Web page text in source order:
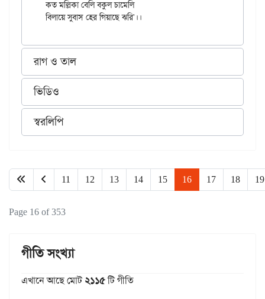
কত মল্লিকা বেলি বকুল চামেলি
রাগ ও তাল
ভিডিও
স্বরলিপি
11 12 13 14 15 16 17 18 19
Page 16 of 353
গীতি সংখ্যা
এখানে আছে মোট২১১৫টি গীতি